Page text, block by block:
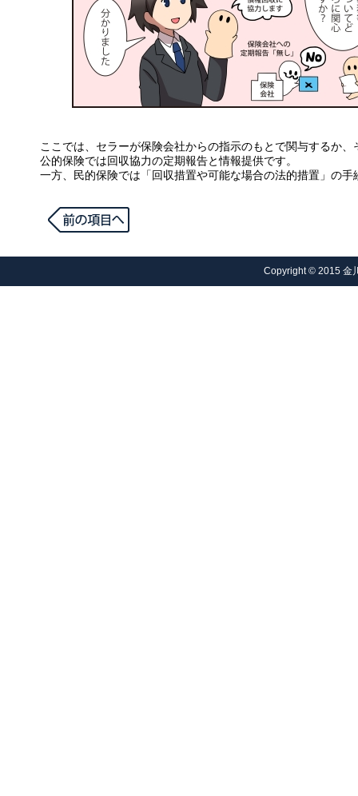
ここでは、セラーが保険会社からの指示のもとで関与するか
公的保険では回収協力の定期報告と情報提供です。
一方、民的保険では「回収措置や可能な場合の法的措置」の手
Copyright © 2015 金